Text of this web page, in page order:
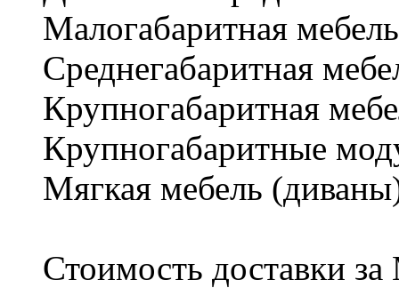
Малогабаритная
Cреднегабаритная
Крупногабаритная
Крупногабаритные
Мягкая мебель
Стоимость доставки